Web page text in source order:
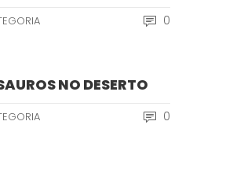
0
NO DESERTO
0